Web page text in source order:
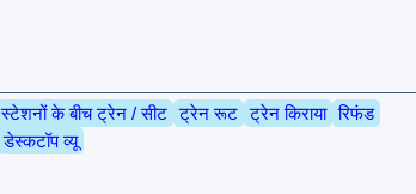
स्टेशनों के बीच ट्रेन / सीट ट्रेन रूट ट्रेन किराया रिफंड
डेस्कटॉप व्यू